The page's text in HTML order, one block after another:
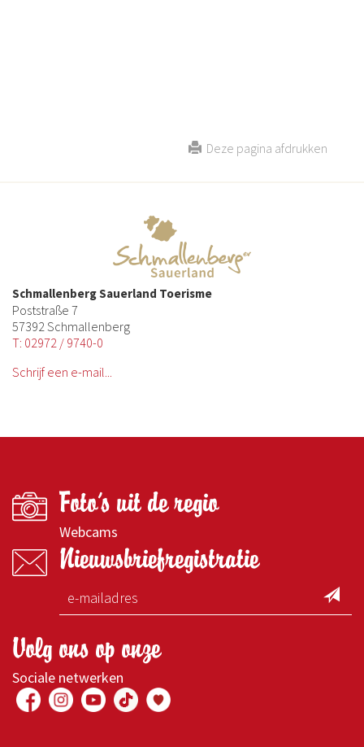
Deze pagina afdrukken
Schmallenberg Sauerland Toerisme
Poststraße 7
57392 Schmallenberg
T: 02972 / 9740-0
Schrijf een e-mail...
Foto's uit de regio
Webcams
Nieuwsbriefregistratie
Volg ons op onze
Sociale netwerken